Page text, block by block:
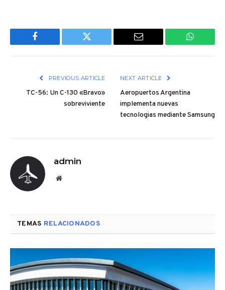
Facebook Twitter Email
PREVIOUS ARTICLE
TC-56: Un C-130 «Bravo»
sobreviviente
NEXT ARTICLE
Aeropuertos Argentina
implementa nuevas
tecnologias mediante Samsung
admin
Website
TEMAS RELACIONADOS